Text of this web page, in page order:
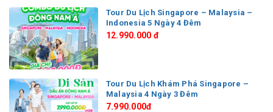
Tour Du Lịch Singapore – Malaysia –
Indonesia 5 Ngày 4 Đêm
12.990.000 đ
Tour Du Lịch Khám Phá Singapore –
Malaysia 4 Ngày 3 Đêm
7.990.000đ